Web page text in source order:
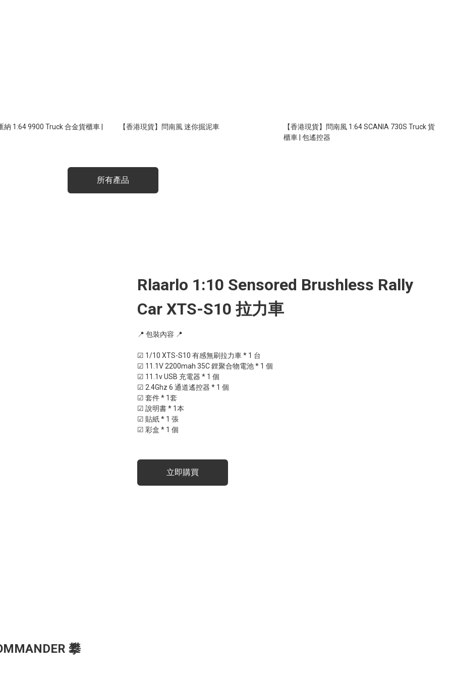
Truck 合金貨櫃車 | 【香港現貨】問南風 迷你掘泥車
【香港現貨】問南風 1:64 SCANIA 730S Truck 貨
櫃車 | 包遙控器
所有產品
Rlaarlo 1:10 Sensored Brushless Rally
Car XTS-S10 拉力車
📍 包裝內容 📍
☑ 1/10 XTS-S10 有感無刷拉力車 * 1 台
☑ 11.1V 2200mah 35C 鋰聚合物電池 * 1 個
☑ 11.1v USB 充電器 * 1 個
☑ 2.4Ghz 6 通道遙控器 * 1 個
☑ 套件 * 1套
☑ 說明書 * 1本
☑ 貼紙 * 1 張
☑ 彩盒 * 1 個
立即購買
攀